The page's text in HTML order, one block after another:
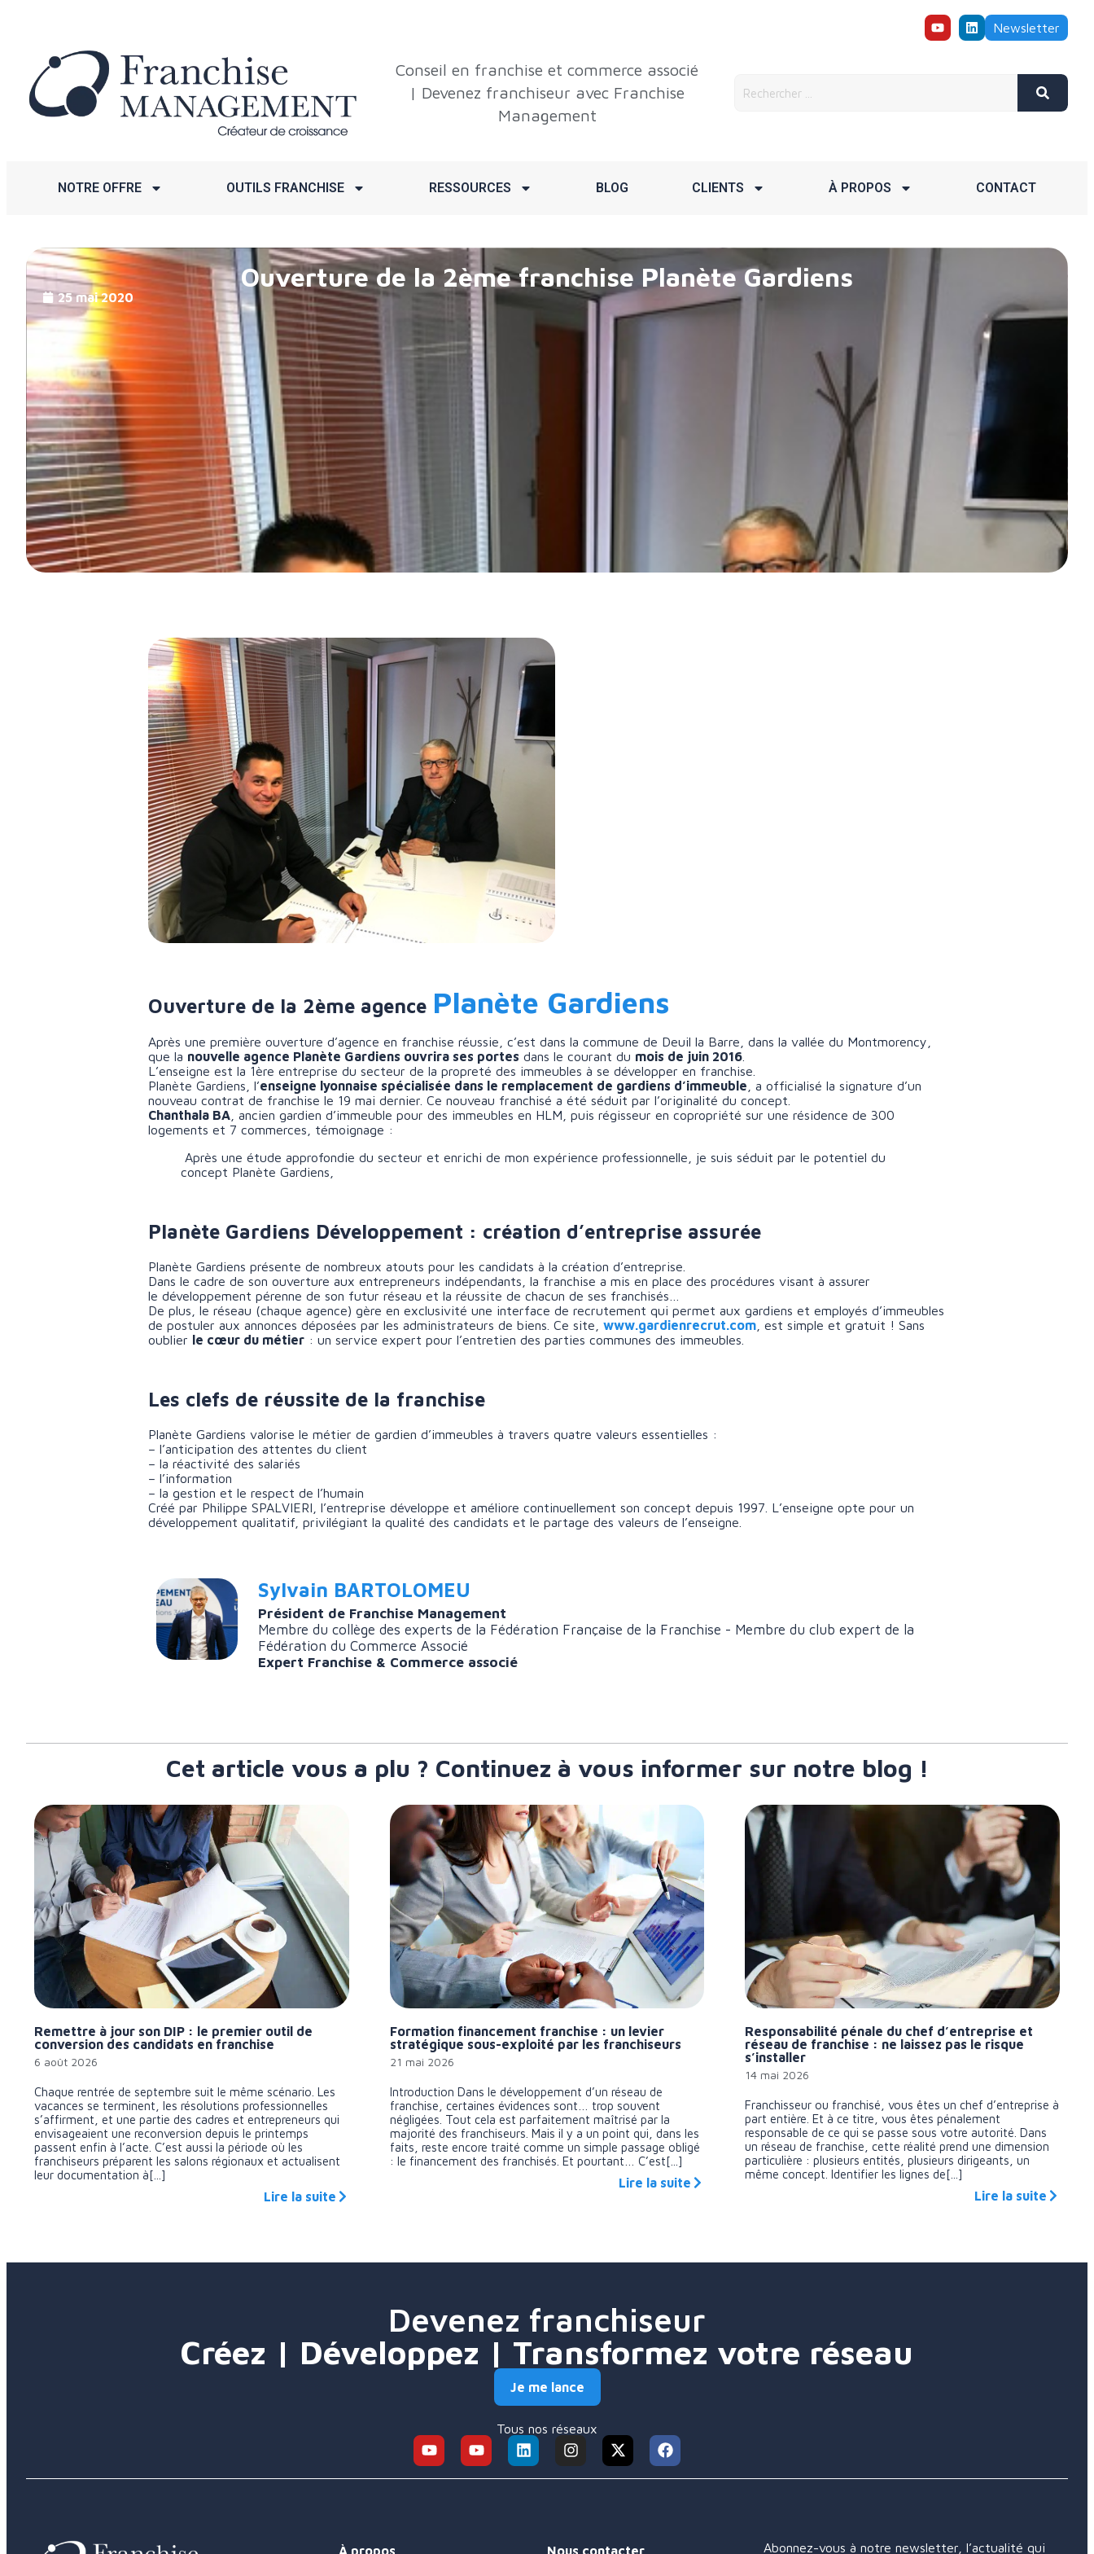
Newsletter
Conseil en franchise et commerce associé
| Devenez franchiseur avec Franchise
Management
NOTRE OFFRE OUTILS FRANCHISE RESSOURCES BLOG CLIENTS À PROPOS CONTACT
Ouverture de la 2ème franchise Planète Gardiens
25 mai 2020
Ouverture de la 2ème agence Planète Gardiens
Après une première ouverture d’agence en franchise réussie, c’est dans la commune de Deuil la Barre, dans la vallée du Montmorency,
que la nouvelle agence Planète Gardiens ouvrira ses portes dans le courant du mois de juin 2016
L’enseigne est la 1ère entreprise du secteur de la propreté des immeubles à se développer en franchise.
Planète Gardiens, l’enseigne lyonnaise spécialisée dans le remplacement de gardiens d’immeuble , a officialisé la signature d’un
nouveau contrat de franchise le 19 mai dernier. Ce nouveau franchisé a été séduit par l’originalité du concept.
Chanthala BA , ancien gardien d’immeuble pour des immeubles en HLM, puis régisseur en copropriété sur une résidence de 300
logements et 7 commerces, témoignage :
Après une étude approfondie du secteur et enrichi de mon expérience professionnelle, je suis séduit par le potentiel du
concept Planète Gardiens,
Planète Gardiens Développement : création d’entreprise assurée
Planète Gardiens présente de nombreux atouts pour les candidats à la création d’entreprise.
Dans le cadre de son ouverture aux entrepreneurs indépendants, la franchise a mis en place des procédures visant à assurer
le développement pérenne de son futur réseau et la réussite de chacun de ses franchisés…
De plus, le réseau (chaque agence) gère en exclusivité une interface de recrutement qui permet aux gardiens et employés d’immeubles
de postuler aux annonces déposées par les administrateurs de biens. Ce site, www.gardienrecrut.com , est simple et gratuit ! Sans
oublier le cœur du métier : un service expert pour l’entretien des parties communes des immeubles.
Les clefs de réussite de la franchise
Planète Gardiens valorise le métier de gardien d’immeubles à travers quatre valeurs essentielles :
– l’anticipation des attentes du client
– la réactivité des salariés
– l’information
– la gestion et le respect de l’humain
Créé par Philippe SPALVIERI, l’entreprise développe et améliore continuellement son concept depuis 1997. L’enseigne opte pour un
développement qualitatif, privilégiant la qualité des candidats et le partage des valeurs de l’enseigne.
Sylvain BARTOLOMEU
Président de Franchise Management
Membre du collège des experts de la Fédération Française de la Franchise - Membre du club expert de la
Fédération du Commerce Associé
Expert Franchise & Commerce associé
Cet article vous a plu ? Continuez à vous informer sur notre blog !
Remettre à jour son DIP : le premier outil de
conversion des candidats en franchise
6 août 2026
Chaque rentrée de septembre suit le même scénario. Les
vacances se terminent, les résolutions professionnelles
s’affirment, et une partie des cadres et entrepreneurs qui
envisageaient une reconversion depuis le printemps
passent enfin à l’acte. C’est aussi la période où les
franchiseurs préparent les salons régionaux et actualisent
leur documentation à[...]
Lire la suite
Formation financement franchise : un levier
stratégique sous-exploité par les franchiseurs
21 mai 2026
Introduction Dans le développement d’un réseau de
franchise, certaines évidences sont… trop souvent
négligées. Tout cela est parfaitement maîtrisé par la
majorité des franchiseurs. Mais il y a un point qui, dans les
faits, reste encore traité comme un simple passage obligé
: le financement des franchisés. Et pourtant… C’est[...]
Lire la suite
Responsabilité pénale du chef d’entreprise et
réseau de franchise : ne laissez pas le risque
s’installer
14 mai 2026
Franchisseur ou franchisé, vous êtes un chef d’entreprise à
part entière. Et à ce titre, vous êtes pénalement
responsable de ce qui se passe sous votre autorité. Dans
un réseau de franchise, cette réalité prend une dimension
particulière : plusieurs entités, plusieurs dirigeants, un
même concept. Identifier les lignes de[...]
Lire la suite
Devenez franchiseur
Créez | Développez | Transformez votre réseau
Je me lance
Tous nos réseaux
À propos Nous contacter Abonnez-vous à notre newsletter, l’actualité qui